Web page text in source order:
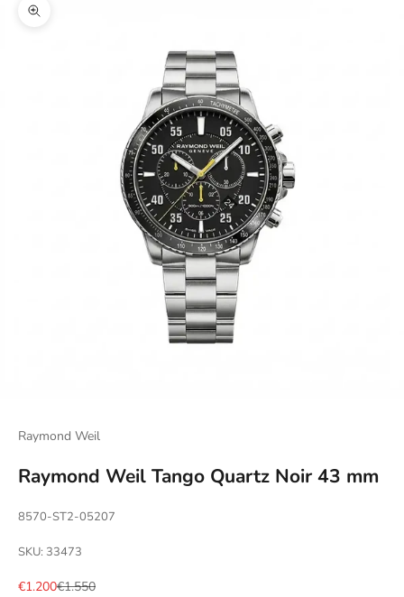
Zoomer sur l'image
Raymond Weil
Raymond Weil Tango Quartz Noir 43 mm
8570-ST2-05207
SKU: 33473
Prix de vente
€1.200Prix normal
€1.550